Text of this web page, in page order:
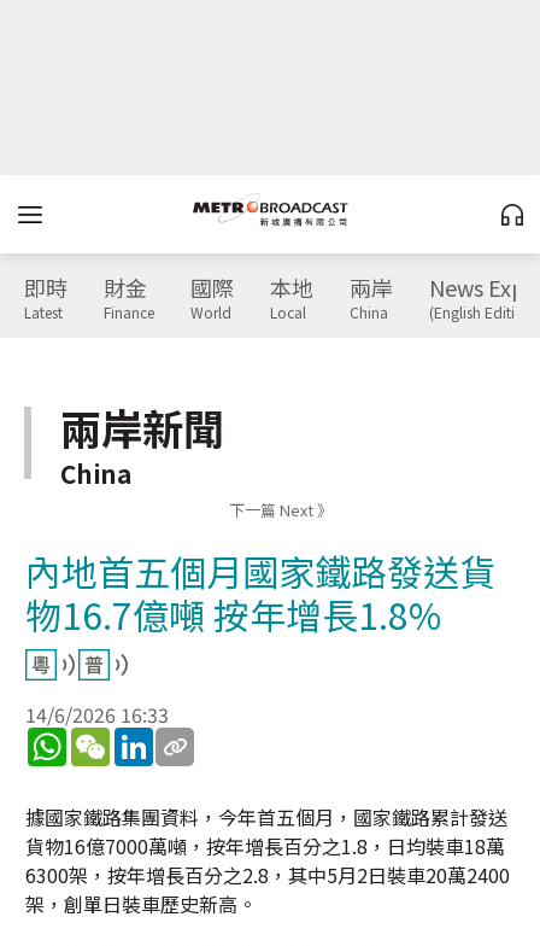
即時
Latest
財金
Finance
國際
World
本地
Local
兩岸
China
News
(English Edition)
兩岸新聞
China
下一篇 Next 》
內地首五個月國家鐵路發送貨
物16.7億噸 按年增長1.8%
14/6/2026 16:33
WhatsApp
WeChatLinkedIn
據國家鐵路集團資料，今年首五個月，國家鐵路累計發送
貨物16億7000萬噸，按年增長百分之1.8，日均裝車18萬
6300架，按年增長百分之2.8，其中5月2日裝車20萬2400
架，創單日裝車歷史新高。